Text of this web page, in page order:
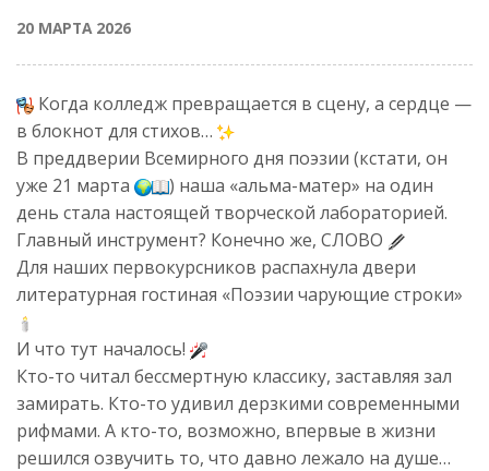
20 МАРТА 2026
Когда колледж превращается в сцену, а сердце —
в блокнот для стихов…
В преддверии Всемирного дня поэзии (кстати, он
уже 21 марта
) наша «альма-матер» на один
день стала настоящей творческой лабораторией.
Главный инструмент? Конечно же, СЛОВО
Для наших первокурсников распахнула двери
литературная гостиная «Поэзии чарующие строки»
И что тут началось!
Кто-то читал бессмертную классику, заставляя зал
замирать. Кто-то удивил дерзкими современными
рифмами. А кто-то, возможно, впервые в жизни
решился озвучить то, что давно лежало на душе…